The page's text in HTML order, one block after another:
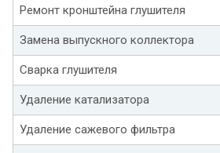
Ремонт кронштейна глушителя
Замена выпускного коллектора
Сварка глушителя
Удаление катализатора
Удаление сажевого фильтра